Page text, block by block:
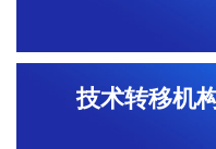
技术转移机